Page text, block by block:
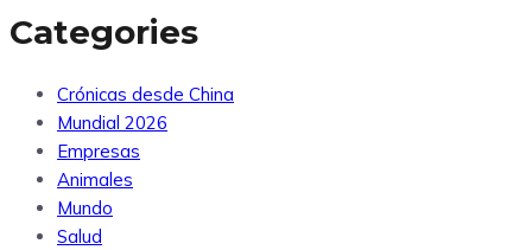
Categories
Crónicas desde China
Mundial 2026
Empresas
Animales
Mundo
Salud